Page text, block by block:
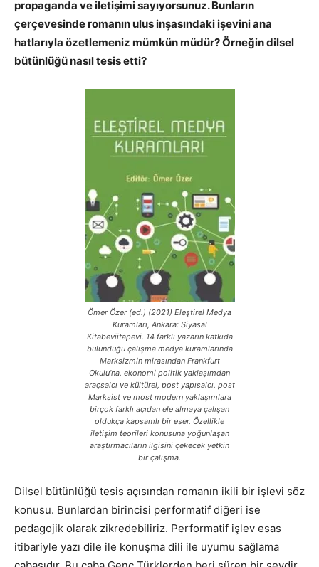
propaganda ve iletişimi sayıyorsunuz. Bunların
çerçevesinde romanın ulus inşasındaki işevini ana
hatlarıyla özetlemeniz mümkün müdür? Örneğin dilsel
bütünlüğü nasıl tesis etti?
Ömer Özer (ed.) (2021) Eleştirel Medya
Kuramları, Ankara: Siyasal
Kitabeviitapevi. 14 farklı yazarın katkıda
bulunduğu çalışma medya kuramlarında
Marksizmin mirasından Frankfurt
Okulu’na, ekonomi politik yaklaşımdan
araçsalcı ve kültürel, post yapısalcı, post
Marksist ve most modern yaklaşımlara
birçok farklı açıdan ele almaya çalışan
oldukça kapsamlı bir eser. Özellikle
iletişim teorileri konusuna yoğunlaşan
araştırmacıların ilgisini çekecek yetkin
bir çalışma.
Dilsel bütünlüğü tesis açısından romanın ikili bir işlevi söz
konusu. Bunlardan birincisi performatif diğeri ise
pedagojik olarak zikredebiliriz. Performatif işlev esas
itibariyle yazı dile ile konuşma dili ile uyumu sağlama